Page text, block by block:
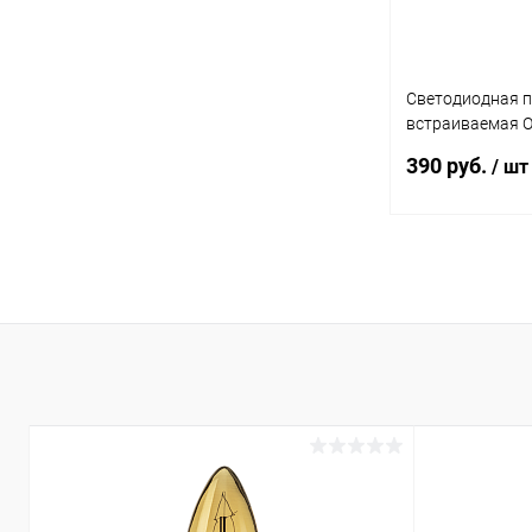
Светодиодная
встраиваемая
390 руб. / шт
Купить в 1